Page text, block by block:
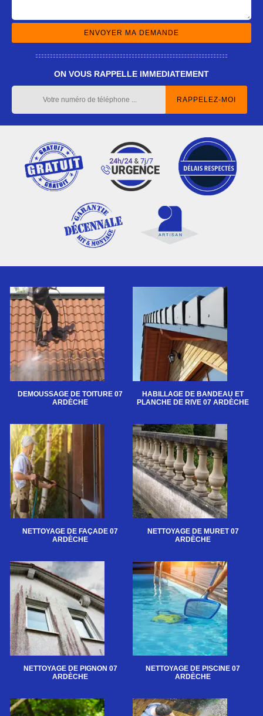
ON VOUS RAPPELLE IMMEDIATEMENT
DEMOUSSAGE DE TOITURE 07
ARDÈCHE
HABILLAGE DE BANDEAU ET
PLANCHE DE RIVE 07 ARDÈCHE
NETTOYAGE DE FAÇADE 07
ARDÈCHE
NETTOYAGE DE MURET 07
ARDÈCHE
NETTOYAGE DE PIGNON 07
ARDÈCHE
NETTOYAGE DE PISCINE 07
ARDÈCHE